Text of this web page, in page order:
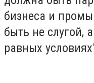
бизнеса и
быть не слугой,
равных